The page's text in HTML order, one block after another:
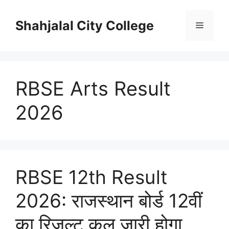
Shahjalal City College Menu
RBSE Arts Result
2026
RBSE 12th Result
2026: राजस्थान बोर्ड 12वीं
का रिजल्ट कल जारी होगा